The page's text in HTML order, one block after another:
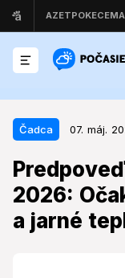
Čadca 07. máj.
2026:
a jarné
Čadca 07.
Predpoveď
2026:
jarné